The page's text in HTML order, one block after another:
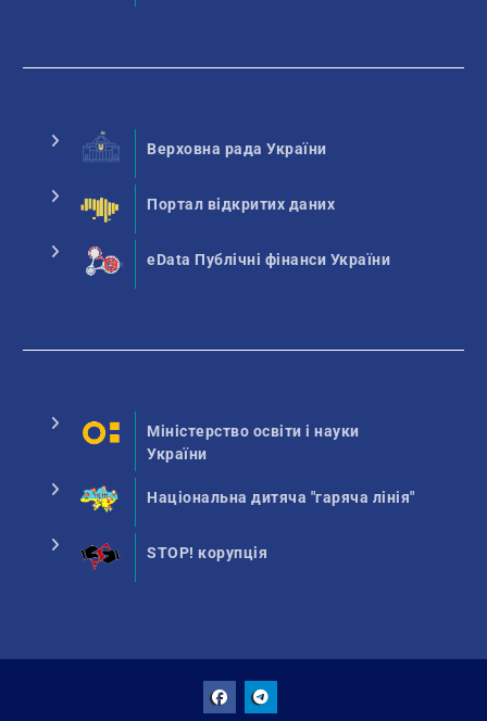
Верховна рада України
Портал відкритих даних
eData Публічні фінанси України
Міністерство освіти і науки
України
Національна дитяча "гаряча лінія"
STOP! корупція